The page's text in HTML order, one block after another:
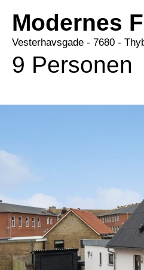
Modernes
Vesterhavsgade - 7680 -
9 Personen